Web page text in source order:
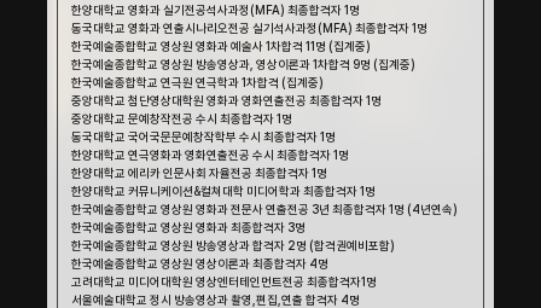
한양대학교 영화과 실기전공석사과정(MFA) 최종합격자 1명
동국대학교 영화과 연출시나리오전공 실기석사과정(MFA) 최종합격자 1명
한국예술종합학교 영상원 영화과 예술사 1차합격 11명 (집계중)
한국예술종합학교 영상원 방송영상과, 영상이론과 1차합격 9명 (집계중)
한국예술종합학교 연극원 연극학과 1차합격 (집계중)
중앙대학교 첨단영상대학원 영화과 영화연출전공 최종합격자 1명
중앙대학교 문예창작전공 수시 최종합격자 1명
동국대학교 국어국문문예창작학부 수시 최종합격자 1명
한양대학교 연극영화과 영화연출전공 수시 최종합격자 1명
한양대학교 에리카 인문사회 자율전공 최종합격자 1명
한양대학교 커뮤니케이션&컬쳐대학 미디어학과 최종합격자 1명
한국예술종합학교 영상원 영화과 전문사 연출전공 3년 최종합격자 1명 (4년연속)
한국예술종합학교 영상원 영화과 최종합격자 3명
한국예술종합학교 영상원 방송영상과 합격자 2명 (합격권예비포함)
한국예술종합학교 영상원 영상이론과 최종합격자 4명
고려대학교 미디어대학원 영상엔터테인먼트전공 최종합격자1명
서울예술대학교 정시 방송영상과 촬영,편집,연출 합격자 4명